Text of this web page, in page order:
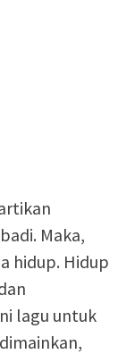
Maka,
hidup. Hidup
lagu untuk